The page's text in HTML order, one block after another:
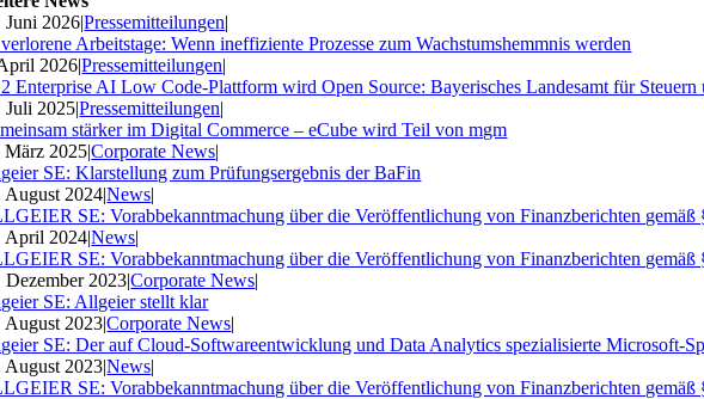
Juni 2026|Pressemitteilungen|
Arbeitstage: Wenn ineffiziente Prozesse zum Wachstumshemmnis werden
2026|Pressemitteilungen|
Enterprise AI Low Code-Plattform wird Open Source: Bayerisches Landesamt für
Juli 2025|Pressemitteilungen|
stärker im Digital Commerce – eCube wird Teil von mgm
März 2025|Corporate News|
SE: Klarstellung zum Prüfungsergebnis der BaFin
August 2024|News|
SE: Vorabbekanntmachung über die Veröffentlichung von Finanzberichten gemäß
April 2024|News|
SE: Vorabbekanntmachung über die Veröffentlichung von Finanzberichten gemäß
Dezember 2023|Corporate News|
SE: Allgeier stellt klar
August 2023|Corporate News|
SE: Der auf Cloud-Softwareentwicklung und Data Analytics spezialisierte Microsoft-
August 2023|News|
SE: Vorabbekanntmachung über die Veröffentlichung von Finanzberichten gemäß